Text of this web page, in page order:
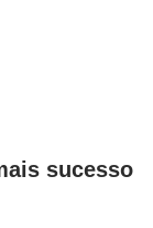
sucesso